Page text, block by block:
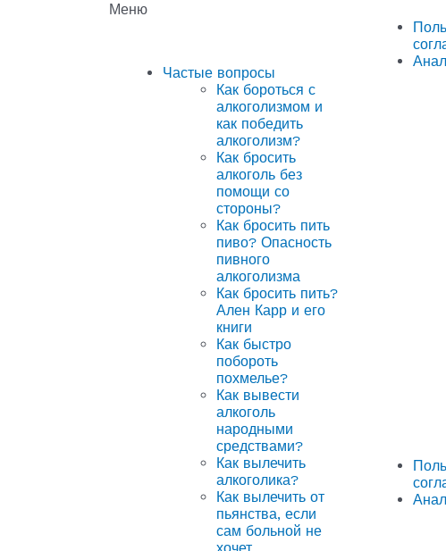
Меню
Частые вопросы
Как бороться с
алкоголизмом и
как победить
алкоголизм?
Как бросить
алкоголь без
помощи со
стороны?
Как бросить пить
пиво? Опасность
пивного
алкоголизма
Как бросить пить?
Ален Карр и его
книги
Как быстро
побороть
похмелье?
Как вывести
алкоголь
народными
средствами?
Как вылечить
алкоголика?
Как вылечить от
пьянства, если
сам больной не